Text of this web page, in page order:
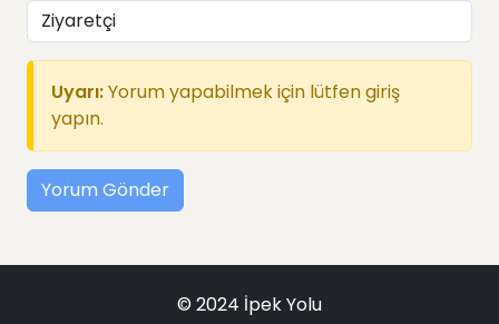
Uyarı:Yorum yapabilmek için lütfen giriş
yapın.
Yorum Gönder
© 2024 İpek Yolu